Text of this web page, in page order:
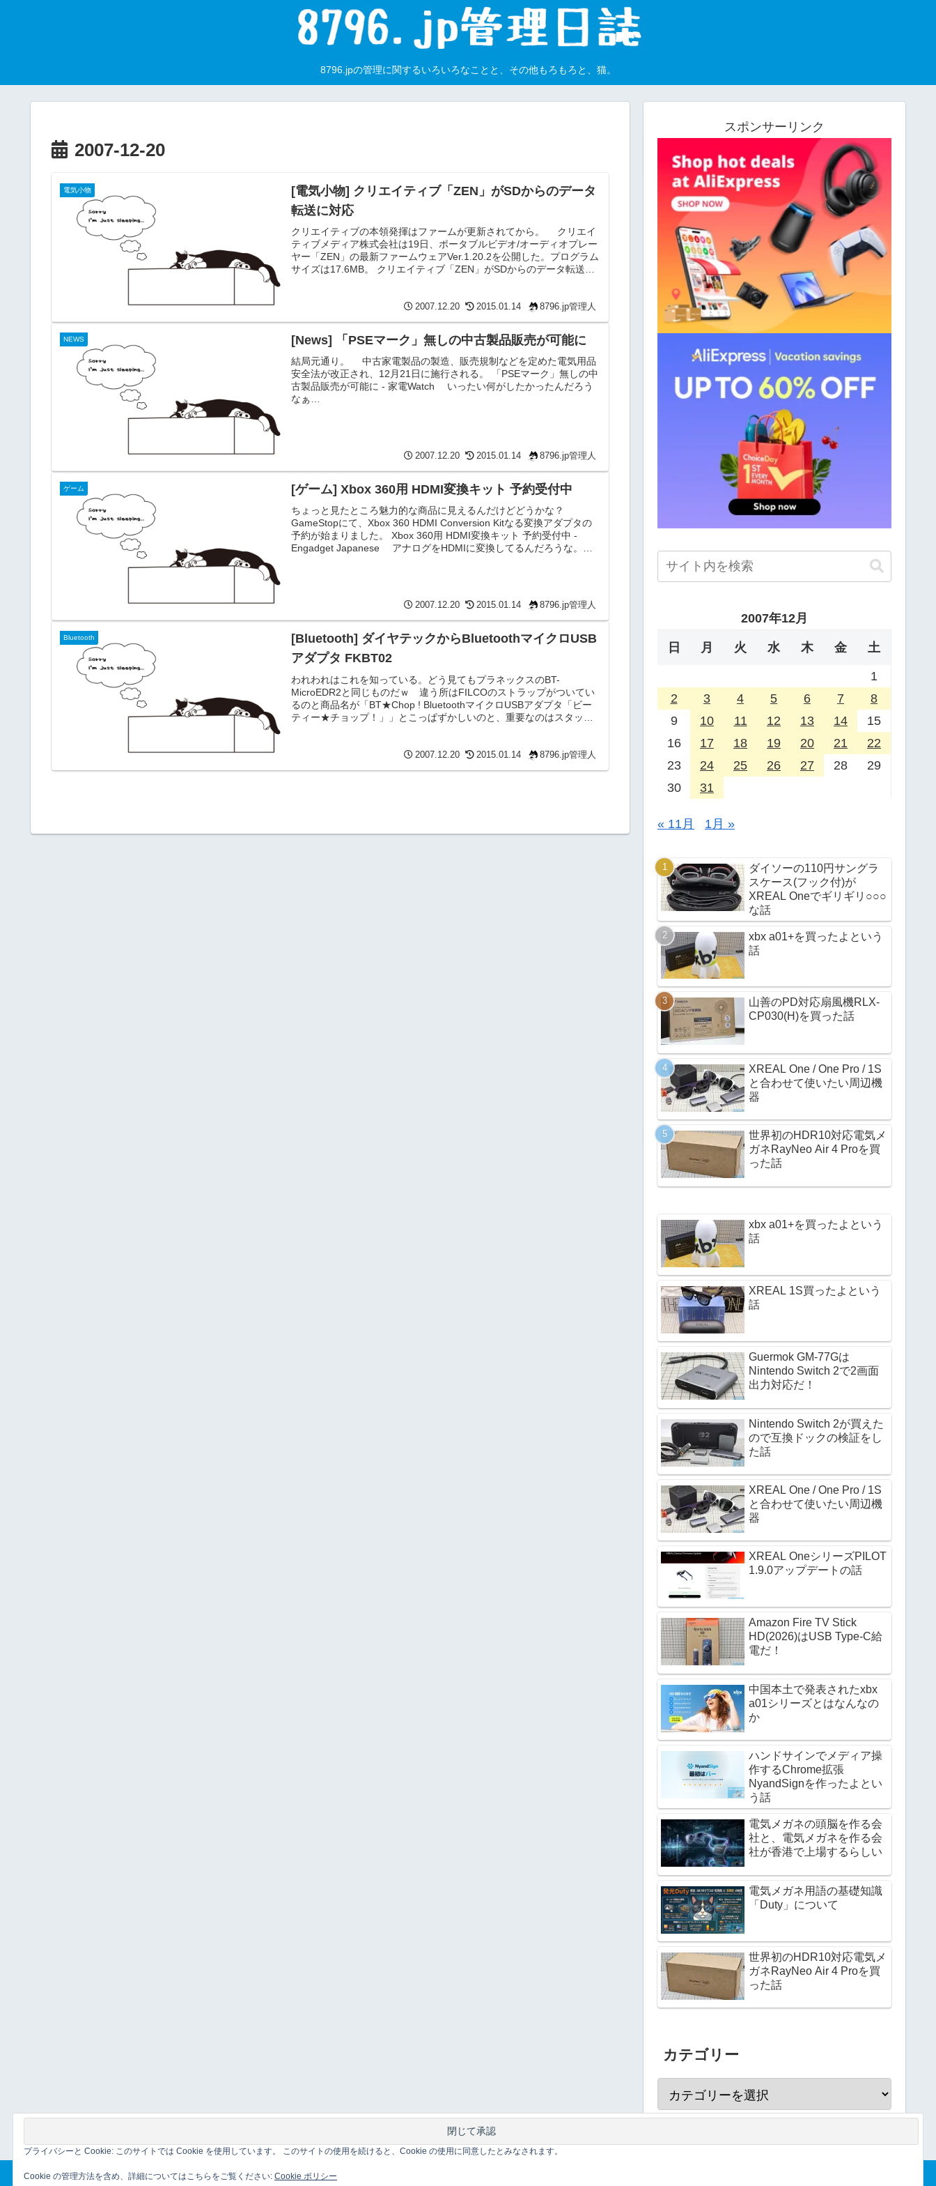
8796.jpの管理に関するいろいろなことと、その他もろもろと、猫。
2007-12-20
電気小物
[電気小物] クリエイティブ「ZEN」がSDからのデータ
転送に対応
クリエイティブの本領発揮はファームが更新されてから。 クリエイ
ティブメディア株式会社は19日、ポータブルビデオ/オーディオプレー
ヤー「ZEN」の最新ファームウェアVer.1.20.2を公開した。プログラム
サイズは17.6MB。 クリエイティブ「ZEN」がSDからのデータ転送に
つまり、適当にSDカードにコピーしておけば本体に取り込めるよう
2007.12.20 2015.01.14 8796.jp管理人
NEWS [News] 「PSEマーク」無しの中古製品販売が可能に
結局元通り。 中古家電製品の製造、販売規制などを定めた電気用品
安全法が改正され、12月21日に施行される。 「PSEマーク」無しの中
古製品販売が可能に - 家電Watch いったい何がしたかったんだろう
なぁ…
2007.12.20 2015.01.14 8796.jp管理人
ゲーム [ゲーム] Xbox 360用 HDMI変換キット 予約受付中
ちょっと見たところ魅力的な商品に見えるんだけどどうかな？
GameStopにて、Xbox 360 HDMI Conversion Kitなる変換アダプタの
予約が始まりました。 Xbox 360用 HDMI変換キット 予約受付中 -
Engadget Japanese アナログをHDMIに変換してるんだろうな。う
2007.12.20 2015.01.14 8796.jp管理人
Bluetooth
[Bluetooth] ダイヤテックからBluetoothマイクロUSB
アダプタ FKBT02
われわれはこれを知っている。どう見てもプラネックスのBT-
MicroEDR2と同じものだｗ 違う所はFILCOのストラップがついてい
るのと商品名が「BT★Chop ! BluetoothマイクロUSBアダプタ「ビー
ティー★チョップ！」」とこっぱずかしいのと、重要なのはスタック
応については記述がないので実際に商品が出てみないと分からないか
2007.12.20 2015.01.14 8796.jp管理人
スポンサーリンク
2007年12月
日 月 火 水 木 金 土
1
2
3 4 5 6 7
8
9
10 11 12 13 14
15
16
17 18 19 20 21
22
23
24 25 26 27 28
29
30
31
« 11月 1月 »
ダイソーの110円サングラ
スケース(フック付)が
XREAL Oneでギリギリ○○○
な話
xbx a01+を買ったよという
話
山善のPD対応扇風機RLX-
CP030(H)を買った話
XREAL One / One Pro / 1S
と合わせて使いたい周辺機
器
世界初のHDR10対応電気メ
ガネRayNeo Air 4 Proを買
った話
xbx a01+を買ったよという
話
XREAL 1S買ったよという
話
Guermok GM-77Gは
Nintendo Switch 2で2画面
出力対応だ！
Nintendo Switch 2が買えた
ので互換ドックの検証をし
た話
XREAL One / One Pro / 1S
と合わせて使いたい周辺機
器
XREAL OneシリーズPILOT
1.9.0アップデートの話
Amazon Fire TV Stick
HD(2026)はUSB Type-C給
電だ！
中国本土で発表されたxbx
a01シリーズとはなんなの
か
ハンドサインでメディア操
作するChrome拡張
NyandSignを作ったよとい
う話
電気メガネの頭脳を作る会
社と、電気メガネを作る会
社が香港で上場するらしい
電気メガネ用語の基礎知識
「Duty」について
世界初のHDR10対応電気メ
ガネRayNeo Air 4 Proを買
った話
カテゴリー
プライバシーと Cookie: このサイトでは Cookie を使用しています。 このサイトの使用を続けると、Cookie の使用に同意したとみなされます。
Cookie の管理方法を含め、詳細についてはこちらをご覧ください: Cookie ポリシー